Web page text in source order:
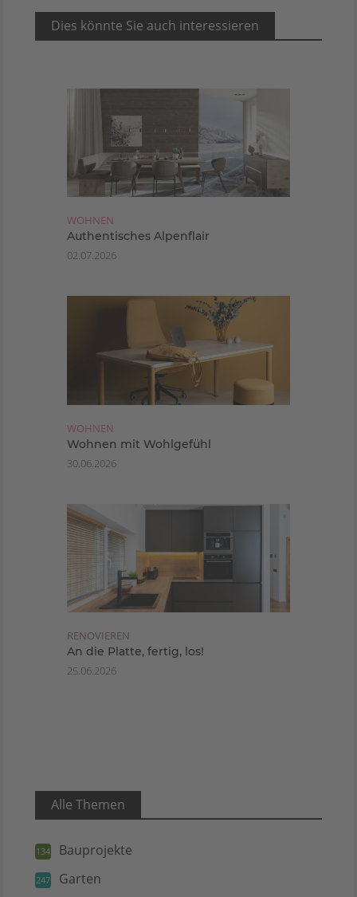
Dies könnte Sie auch interessieren
WOHNEN
Authentisches Alpenflair
02.07.2026
WOHNEN
Wohnen mit Wohlgefühl
30.06.2026
RENOVIEREN
An die Platte, fertig, los!
25.06.2026
Alle Themen
134 Bauprojekte
247 Garten